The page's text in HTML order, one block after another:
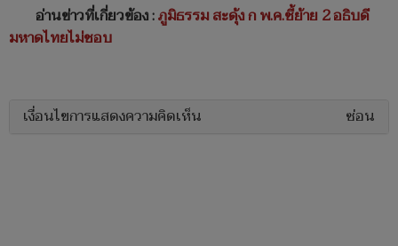
อ่านข่าวที่เกี่ยวข้อง :ภูมิธรรม สะดุ้ง ก พ.ค.ชี้ย้าย 2 อธิบดี
มหาดไทยไม่ชอบ
เงื่อนไขการแสดงความคิดเห็น ซ่อน